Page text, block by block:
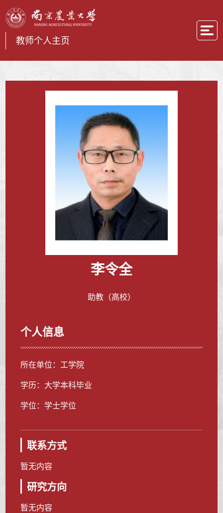
教师个人主页
李令全
助教（高校）
个人信息
所在单位：工学院
学历：大学本科毕业
学位：学士学位
联系方式
暂无内容
研究方向
暂无内容